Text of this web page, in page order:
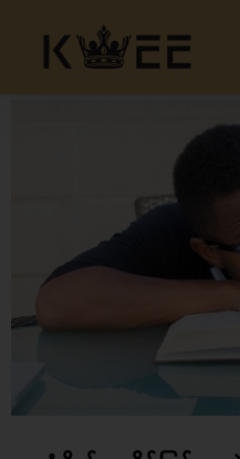
content